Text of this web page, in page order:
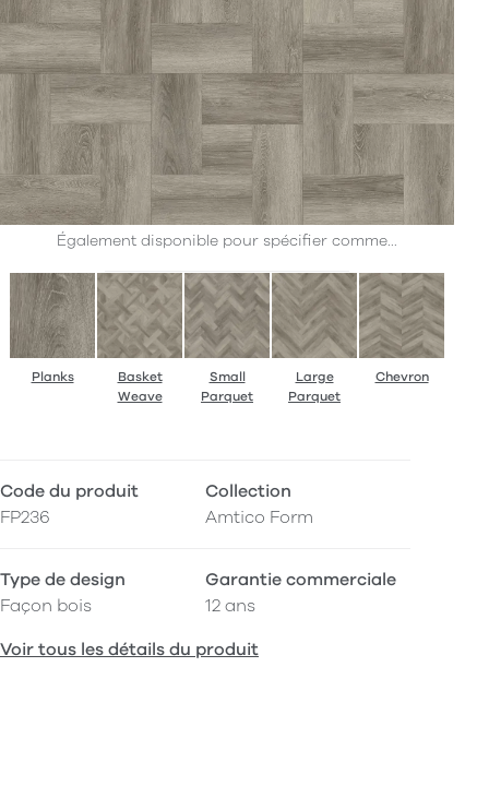
Également disponible pour spécifier comme...
Planks
Basket
Weave
Small
Parquet
Large
Parquet
Chevron
Code du produit
FP236
Collection
Amtico Form
Type de design
Façon bois
Garantie commerciale
12 ans
Voir tous les détails du produit